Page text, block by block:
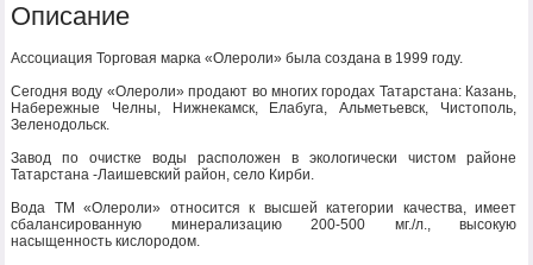
Описание
Ассоциация Торговая марка «Олероли» была создана в 1999 году.
Сегодня воду «Олероли» продают во многих городах Татарстана: Казань,
Набережные Челны, Нижнекамск, Елабуга, Альметьевск, Чистополь,
Зеленодольск.
Завод по очистке воды расположен в экологически чистом районе
Татарстана -Лаишевский район, село Кирби.
Вода ТМ «Олероли» относится к высшей категории качества, имеет
сбалансированную минерализацию 200-500 мг./л., высокую
насыщенность кислородом.